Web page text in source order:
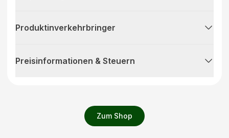
Zum Shop
Produktinverkehrbringer
Preisinformationen & Steuern